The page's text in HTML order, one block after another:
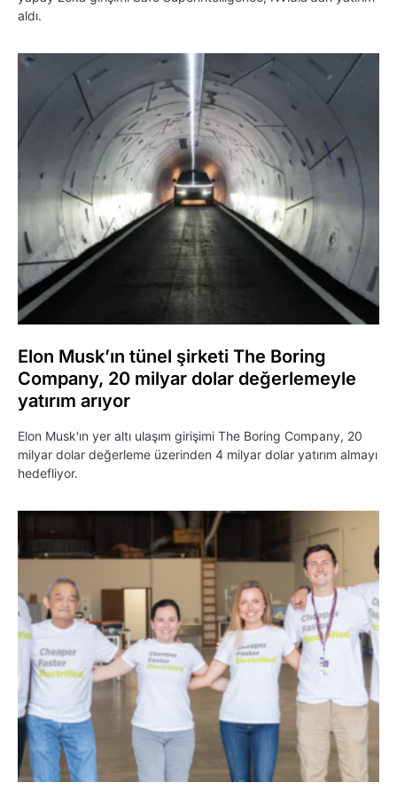
aldı.
Elon Musk’ın tünel şirketi The Boring
Company, 20 milyar dolar değerlemeyle
yatırım arıyor
Elon Musk'ın yer altı ulaşım girişimi The Boring Company, 20
milyar dolar değerleme üzerinden 4 milyar dolar yatırım almayı
hedefliyor.